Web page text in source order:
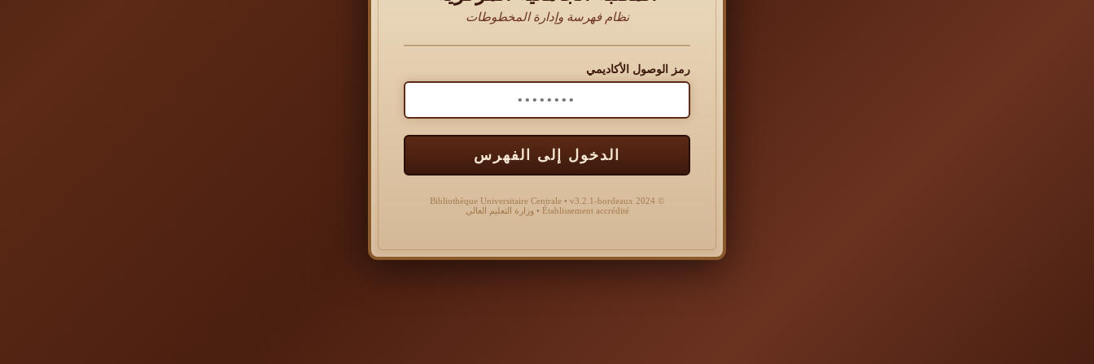
نظام فهرسة وإدارة المخطوطات
رمز الوصول الأكاديمي
الدخول إلى الفهرس
© 2024 Bibliothèque Universitaire Centrale • v3.2.1-bordeaux
Établissement accrédité • وزارة التعليم العالي